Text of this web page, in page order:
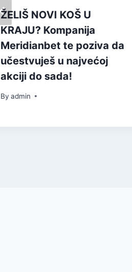
ŽELIŠ NOVI KOŠ U
KRAJU? Kompanija
Meridianbet te poziva da
učestvuješ u najvećoj
akciji do sada!
By admin